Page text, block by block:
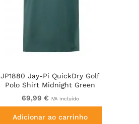
JP1880 Jay-Pi QuickDry Golf
Polo Shirt Midnight Green
69,99 € IVA incluído
Adicionar ao carrinho